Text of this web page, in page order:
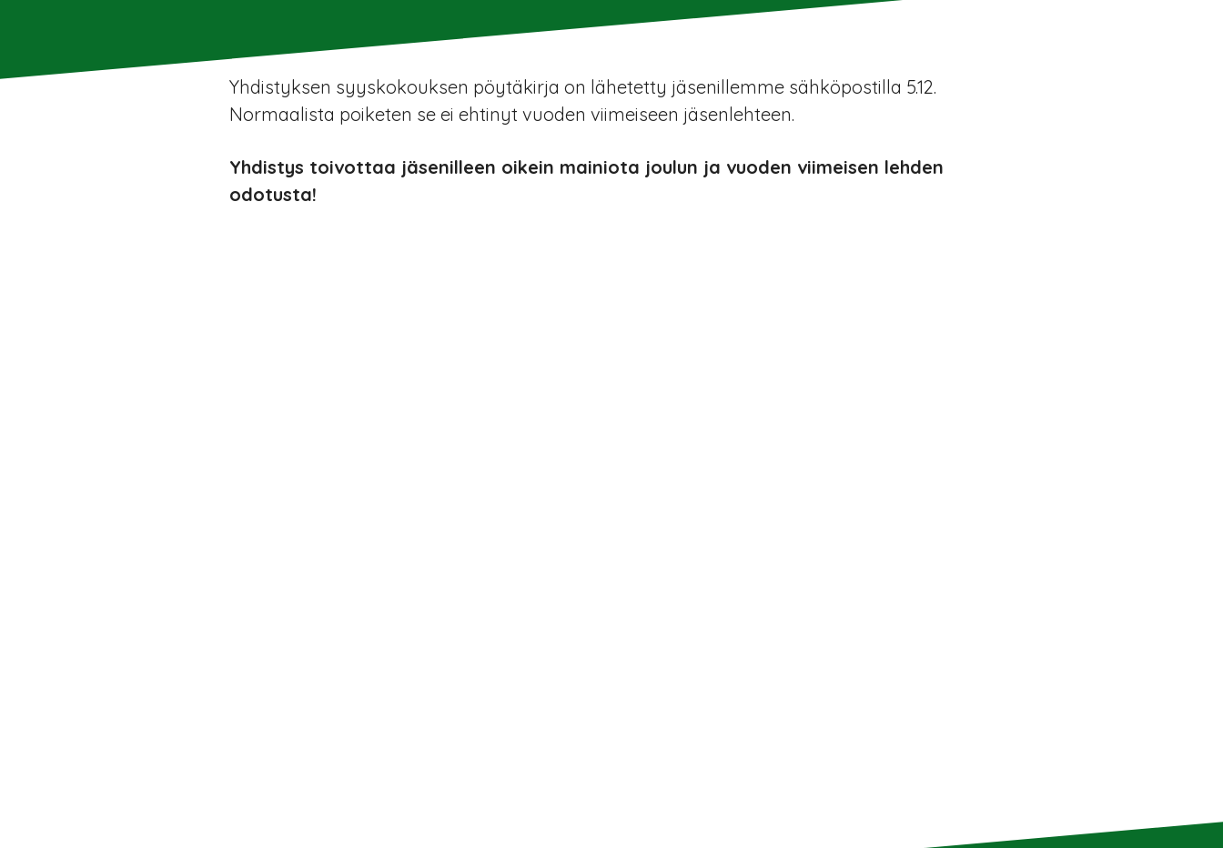
Yhdistyksen syyskokouksen pöytäkirja on lähetetty jäsenillemme sähköpostilla 5.12.
Normaalista poiketen se ei ehtinyt vuoden viimeiseen jäsenlehteen.
Yhdistys toivottaa jäsenilleen oikein mainiota joulun ja vuoden viimeisen lehden
odotusta!